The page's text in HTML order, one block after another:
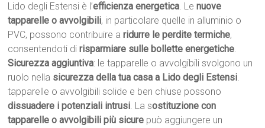
Lido degli Estensi è l’efficienza energetica. Lenuove
tapparelle o avvolgibili, in particolare quelle in alluminio o
PVC, possono contribuire aridurre le perdite termiche,
consentendoti dirisparmiare sulle bollette energetiche.
Sicurezza aggiuntiva: le tapparelle o avvolgibili svolgono un
ruolo nella sicurezza della tua casa a Lido degli Estensi.
tapparelle o avvolgibili solide e ben chiuse possono
dissuadere i potenziali intrusi. La sostituzione con
tapparelle o avvolgibili più sicure può aggiungere un